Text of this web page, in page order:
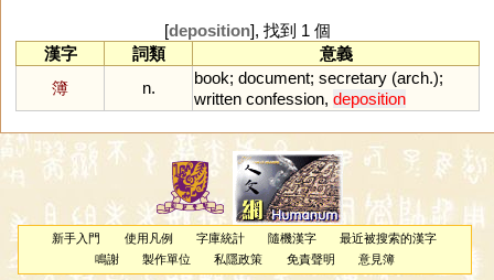
[deposition], 找到 1 個
漢字
詞類
意義
簿
n.
book; document; secretary (arch.);
written confession, deposition
新手入門 使用凡例 字庫統計 隨機漢字
最近被搜索的漢字
鳴謝
製作單位 私隱政策 免責聲明 意見簿